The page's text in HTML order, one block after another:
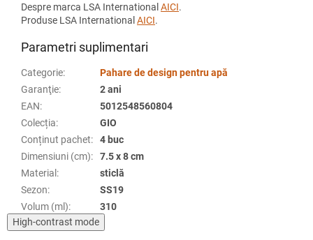
Despre marca LSA International AICI.
Produse LSA International AICI.
Parametri suplimentari
Categorie:
Pahare de design pentru apă
Garanţie:
2 ani
EAN:
5012548560804
Colecția:
GIO
Conținut pachet:
4 buc
Dimensiuni (cm):
7.5 x 8 cm
Material :
sticlă
Sezon:
SS19
Volum (ml):
310
High-contrast mode